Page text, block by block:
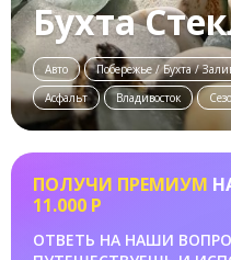
Бухта
Авто Побережье / Бухта /
Асфальт
Владивосток
ПОЛУЧИ ПРЕМИУМ
11.000 Р
ОТВЕТЬ НА НАШИ